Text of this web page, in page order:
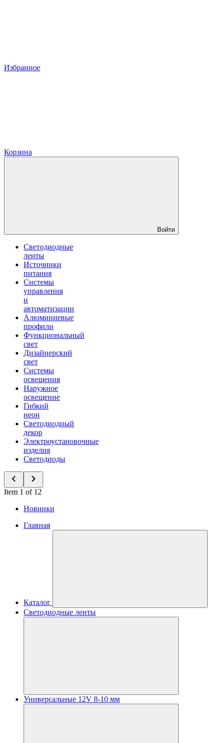
Избранное
Корзина
Войти
Светодиодные
ленты
Источники
питания
Системы
управления
и
автоматизации
Алюминиевые
профили
Функциональный
свет
Дизайнерский
свет
Системы
освещения
Наружное
освещение
Гибкий
неон
Светодиодный
декор
Электроустановочные
изделия
Светодиоды
Item 1 of 12
Новинки
Главная
Каталог
Светодиодные ленты
Универсальные 12V 8-10 мм